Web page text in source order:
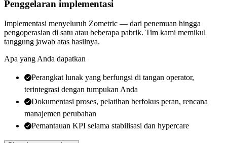
Penggelaran implementasi
Implementasi menyeluruh Zometric — dari penemuan hingga
pengoperasian di satu atau beberapa pabrik. Tim kami memikul
tanggung jawab atas hasilnya.
Apa yang Anda dapatkan
Perangkat lunak yang berfungsi di tangan operator,
terintegrasi dengan tumpukan Anda
Dokumentasi proses, pelatihan berfokus peran, rencana
manajemen perubahan
Pemantauan KPI selama stabilisasi dan hypercare